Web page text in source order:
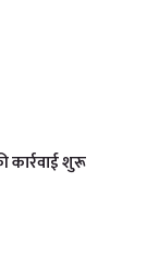
कार्रवाई शुरू